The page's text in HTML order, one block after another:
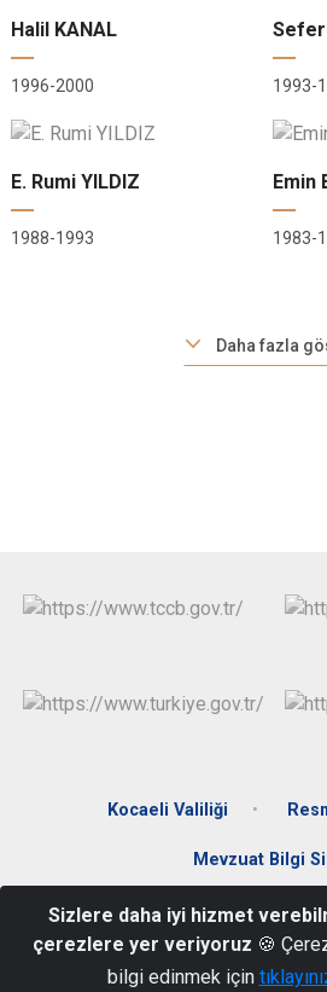
Halil KANAL
1996-2000
Sefer
1993-
E. Rumi YILDIZ
1988-1993
Emin
1983-
Daha fazla
Kocaeli Valiliği
Mevzuat Bilgi
Merkez Mah. Donanma Cad.
0 262 412 92 71-0 262 413 10
Sizlere daha iyi hizmet
çerezlere yer veriyoruz 🍪
bilgi edinmek için